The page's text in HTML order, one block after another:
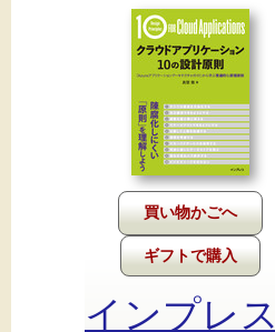
ギフトで購入
インプレス